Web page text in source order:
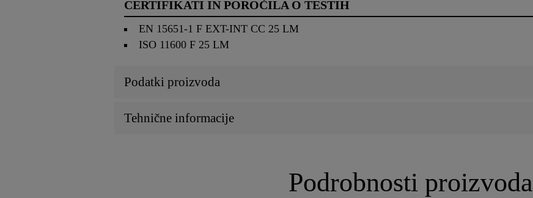
CERTIFIKATI IN POROČILA O TESTIH
EN 15651-1 F EXT-INT CC 25 LM
ISO 11600 F 25 LM
Podatki proizvoda
Tehnične informacije
Podrobnosti proizvoda